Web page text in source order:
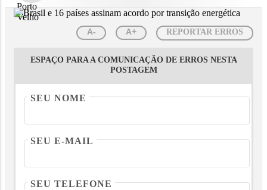
A- A+ REPORTAR ERROS
ESPAÇO PARA A COMUNICAÇÃO DE ERROS NESTA
POSTAGEM
SEU NOME
SEU E-MAIL
SEU TELEFONE